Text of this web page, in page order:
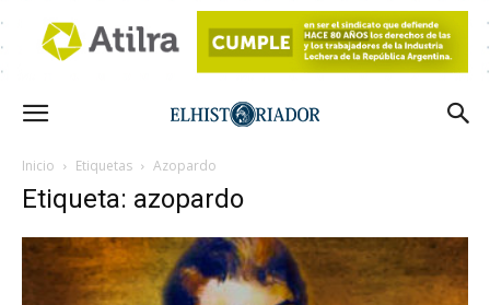
Inicio Etiquetas Azopardo
Etiqueta: azopardo